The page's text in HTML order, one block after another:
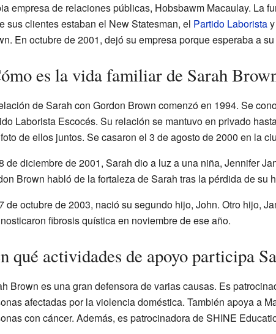
empresa de relaciones públicas, Hobsbawm Macaulay. La
sus clientes estaban el New Statesman, el Partido Laboristay
En octubre de 2001, dejó su empresa porque esperaba a
es la vida familiar de Sarah
de Sarah con Gordon Brown comenzó en 1994. Se
Laborista Escocés. Su relación se mantuvo en privado
de ellos juntos. Se casaron el 3 de agosto de 2000 en la
de diciembre de 2001, Sarah dio a luz a una niña, Jennifer
Brown habló de la fortaleza de Sarah tras la pérdida de su
de octubre de 2003, nació su segundo hijo, John. Otro hijo,
fibrosis quística en noviembre de ese año.
qué actividades de apoyo participa
Brown es una gran defensora de varias causas. Es
afectadas por la violencia doméstica. También apoya a
con cáncer. Además, es patrocinadora de SHINE